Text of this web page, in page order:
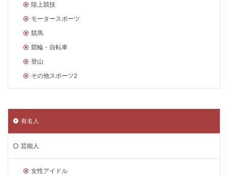
陸上競技
モータースポーツ
競馬
競輪・自転車
登山
その他スポーツ2
有名人
芸能人
女性アイドル